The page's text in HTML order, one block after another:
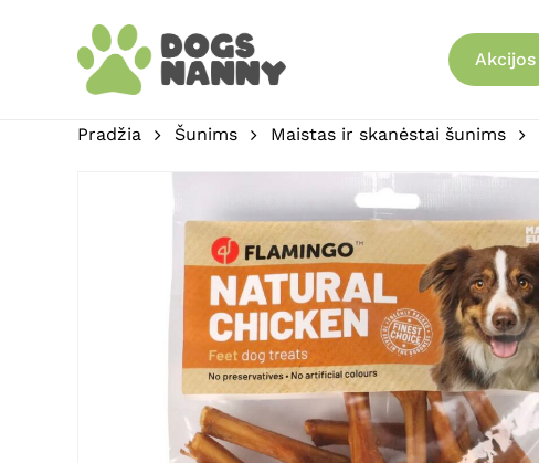
Akcijos
Pradžia Šunims Maistas ir skanėstai šunims